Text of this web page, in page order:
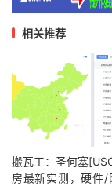
相关推荐
搬瓦工：圣何塞
房最新实测，硬件